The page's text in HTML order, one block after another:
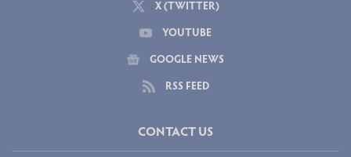
X (TWITTER)
YOUTUBE
GOOGLE NEWS
RSS FEED
CONTACT US